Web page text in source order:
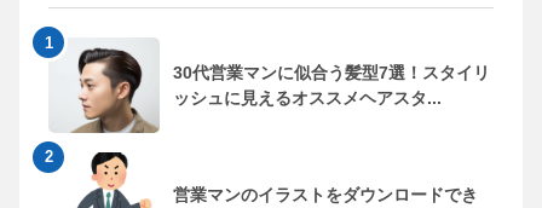
30代営業マンに似合う髪型7選！スタイリ
ッシュに見えるオススメヘアスタ...
営業マンのイラストをダウンロードでき